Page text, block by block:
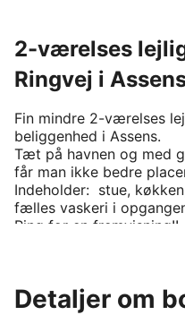
2-værelses
Ringvej i
Fin mindre 2-værelses
beliggenhed i Assens.
Tæt på havnen og med
får man ikke bedre
Indeholder:  stue,
fælles vaskeri i
Ring for en fremvisning!!
Detaljer om